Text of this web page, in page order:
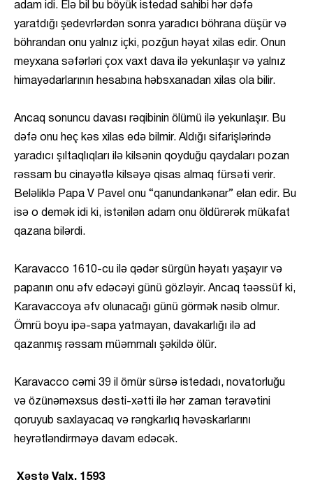
adam idi. Elə bil bu böyük istedad sahibi hər dəfə
yaratdığı şedevrlərdən sonra yaradıcı böhrana düşür və
böhrandan onu yalnız içki, pozğun həyat xilas edir. Onun
meyxana səfərləri çox vaxt dava ilə yekunlaşır və yalnız
himayədarlarının hesabına həbsxanadan xilas ola bilir.
Ancaq sonuncu davası rəqibinin ölümü ilə yekunlaşır. Bu
dəfə onu heç kəs xilas edə bilmir. Aldığı sifarişlərində
yaradıcı şıltaqlıqları ilə kilsənin qoyduğu qaydaları pozan
rəssam bu cinayətlə kilsəyə qisas almaq fürsəti verir.
Beləliklə Papa V Pavel onu “qanundankənar” elan edir. Bu
isə o demək idi ki, istənilən adam onu öldürərək mükafat
qazana bilərdi.
Karavacco 1610-cu ilə qədər sürgün həyatı yaşayır və
papanın onu əfv edəcəyi günü gözləyir. Ancaq təəssüf ki,
Karavaccoya əfv olunacağı günü görmək nəsib olmur.
Ömrü boyu ipə-sapa yatmayan, davakarlığı ilə ad
qazanmış rəssam müəmmalı şəkildə ölür.
Karavacco cəmi 39 il ömür sürsə istedadı, novatorluğu
və özünəməxsus dəsti-xətti ilə hər zaman təravətini
qoruyub saxlayacaq və rəngkarlıq həvəskarlarını
heyrətləndirməyə davam edəcək.
Xəstə Valx, 1593